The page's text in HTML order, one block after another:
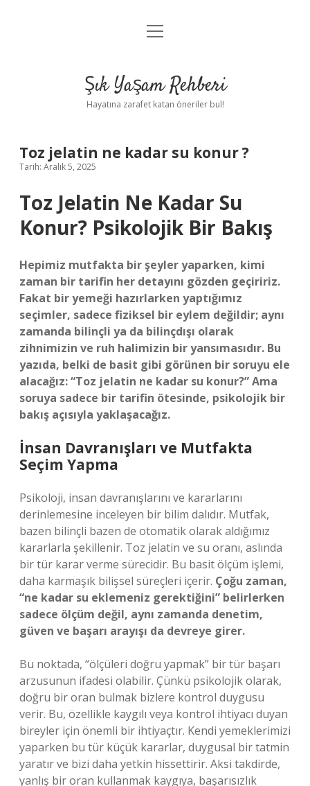
Anasayfa
Yasal Uyarı
menüyü
Şık Yaşam Rehberi
Hayatına zarafet katan öneriler bul!
Toz jelatin ne kadar su konur ?
Tarih: Aralık 5, 2025
Toz Jelatin Ne Kadar Su
Konur? Psikolojik Bir Bakış
Hepimiz mutfakta bir şeyler yaparken, kimi
zaman bir tarifin her detayını gözden geçiririz.
Fakat bir yemeği hazırlarken yaptığımız
seçimler, sadece fiziksel bir eylem değildir; aynı
zamanda bilinçli ya da bilinçdışı olarak
zihnimizin ve ruh halimizin bir yansımasıdır. Bu
yazıda, belki de basit gibi görünen bir soruyu ele
alacağız: “Toz jelatin ne kadar su konur?” Ama
soruya sadece bir tarifin ötesinde, psikolojik bir
bakış açısıyla yaklaşacağız.
İnsan Davranışları ve Mutfakta
Seçim Yapma
Psikoloji, insan davranışlarını ve kararlarını
derinlemesine inceleyen bir bilim dalıdır. Mutfak,
bazen bilinçli bazen de otomatik olarak aldığımız
kararlarla şekillenir. Toz jelatin ve su oranı, aslında
bir tür karar verme sürecidir. Bu basit ölçüm işlemi,
daha karmaşık bilişsel süreçleri içerir. Çoğu zaman,
“ne kadar su eklemeniz gerektiğini” belirlerken
sadece ölçüm değil, aynı zamanda denetim,
güven ve başarı arayışı da devreye girer.
Bu noktada, “ölçüleri doğru yapmak” bir tür başarı
arzusunun ifadesi olabilir. Çünkü psikolojik olarak,
doğru bir oran bulmak bizlere kontrol duygusu
verir. Bu, özellikle kaygılı veya kontrol ihtiyacı duyan
bireyler için önemli bir ihtiyaçtır. Kendi yemeklerimizi
yaparken bu tür küçük kararlar, duygusal bir tatmin
yaratır ve bizi daha yetkin hissettirir. Aksi takdirde,
yanlış bir oran kullanmak kaygıya, başarısızlık